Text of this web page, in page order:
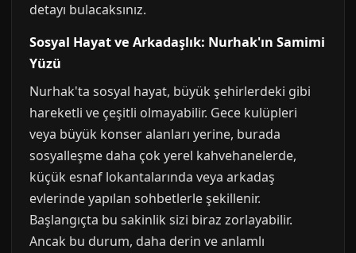
detayı bulacaksınız.
Sosyal Hayat ve Arkadaşlık: Nurhak'ın Samimi
Yüzü
Nurhak'ta sosyal hayat, büyük şehirlerdeki gibi
hareketli ve çeşitli olmayabilir. Gece kulüpleri
veya büyük konser alanları yerine, burada
sosyalleşme daha çok yerel kahvehanelerde,
küçük esnaf lokantalarında veya arkadaş
evlerinde yapılan sohbetlerle şekillenir.
Başlangıçta bu sakinlik sizi biraz zorlayabilir.
Ancak bu durum, daha derin ve anlamlı